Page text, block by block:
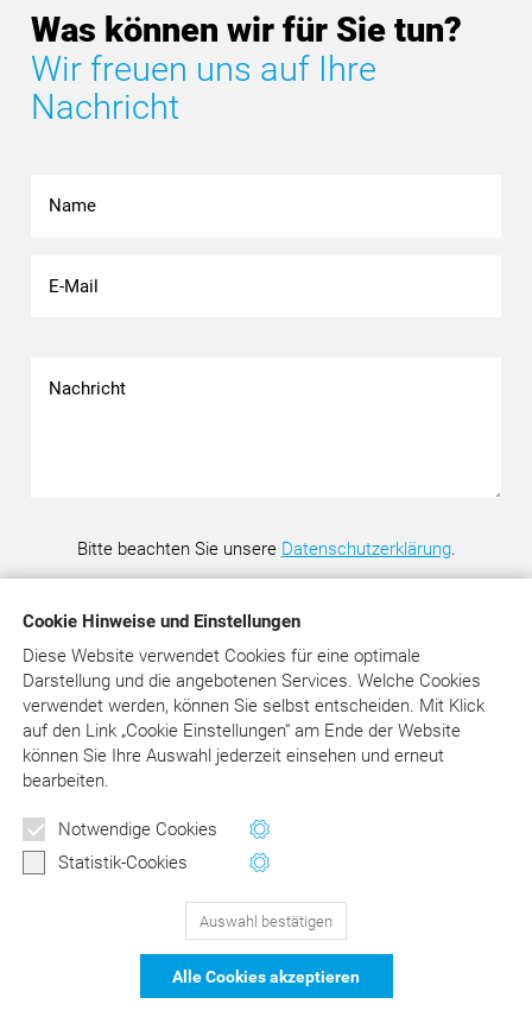
Cookie Hinweise und Einstellungen
Diese Website verwendet Cookies für eine optimale
Darstellung und die angebotenen Services. Welche Cookies
verwendet werden, können Sie selbst entscheiden. Mit Klick
aufden Link „Cookie Einstellungen“ am Ende der Website
können Sie Ihre Auswahl jederzeit einsehen und erneut
bearbeiten.
Notwendige Cookies
Statistik-Cookies
Auswahl bestätigen
Alle Cookies akzeptieren
Was können wir für Sie tun?
Wir freuen uns auf Ihre
Nachricht
Bitte beachten Sie unsere Datenschutzerklärung.
Wir erteilen gerne Rat und Auskunft im Rahmen unserer
Möglichkeiten. Wir bitten aber um Verständnis, dass wir
komplexe Abrechnungsfälle und juristische Beurteilungen
nicht im Rahmen eines kostenlosen Service übernehmen
Behandlungsunterlagen jeglicher Art zu senden.
DER Kommentar zu BEMA und
129Bewertungen auf ProvenExpert.com
Newsletter
Wertvolle Tipps und Hinweise
Jetzt anmelden